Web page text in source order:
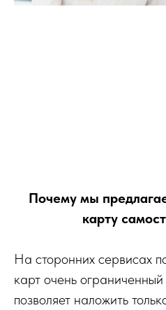
Почему мы
карту
На сторонних сервисах
карт очень
позволяет наложить